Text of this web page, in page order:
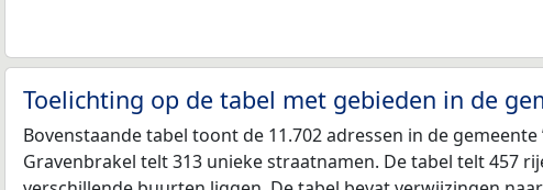
Toelichting op de tabel met gebieden in de
Bovenstaande tabel toont de 11.702 adressen in de
Gravenbrakel telt 313 unieke straatnamen. De tabel telt 457